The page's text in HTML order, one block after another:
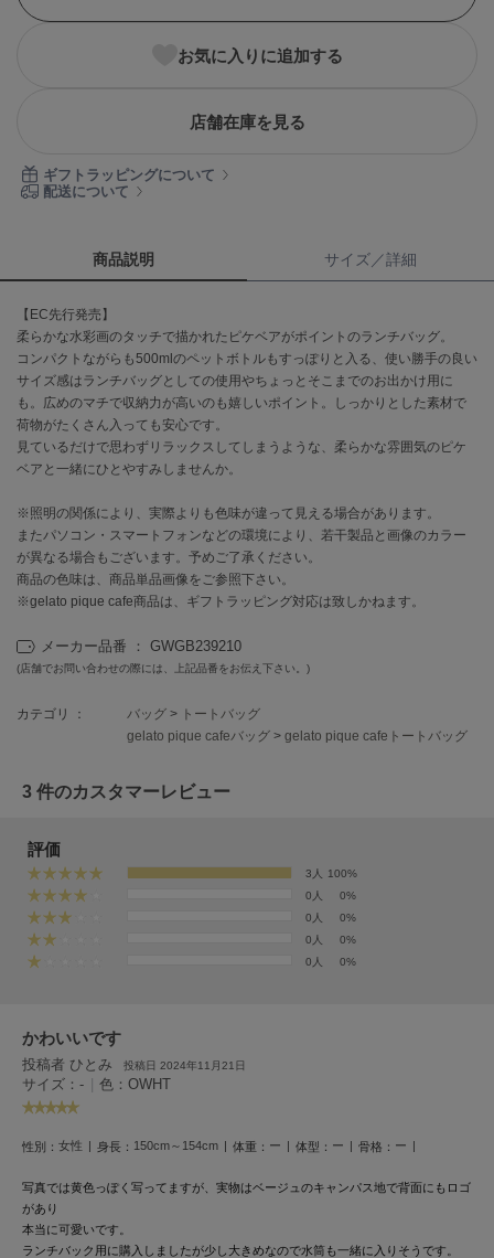
Barbour
Calvin Klein
セルフォード
célon
セロン
Clarks Premium
クラークス
CODE A
コードエー
COLE HAAN
コール ハーン
CONVERSE
コンバース
DANSKIN
エイミー イストワール
エミ
emmi atelier
エミ アトリエ
emmi yoga
エミヨガ
エトレトウキョウ
ey
アイ
FILA
フィラ
FRAY I.D
お気に入りに追加する
店舗在庫を見る
ギフトラッピングについて
配送について
商品説明 サイズ／詳細
【EC先行発売】
柔らかな水彩画のタッチで描かれたピケベアがポイントのランチバッグ。
コンパクトながらも500mlのペットボトルもすっぽりと入る、使い勝手の良い
サイズ感はランチバッグとしての使用やちょっとそこまでのお出かけ用に
も。広めのマチで収納力が高いのも嬉しいポイント。しっかりとした素材で
荷物がたくさん入っても安心です。
見ているだけで思わずリラックスしてしまうような、柔らかな雰囲気のピケ
ベアと一緒にひとやすみしませんか。
※照明の関係により、実際よりも色味が違って見える場合があります。
またパソコン・スマートフォンなどの環境により、若干製品と画像のカラー
が異なる場合もございます。予めご了承ください。
商品の色味は、商品単品画像をご参照下さい。
※gelato pique cafe商品は、ギフトラッピング対応は致しかねます。
メーカー品番 ： GWGB239210
(店舗でお問い合わせの際には、上記品番をお伝え下さい。)
カテゴリ ： バッグ > トートバッグ
gelato pique cafeバッグ > gelato pique cafeトートバッグ
3 件のカスタマーレビュー
評価
3人
100%
0人
0%
0人
0%
0人
0%
0人
0%
かわいいです
投稿者 ひとみ 投稿日 2024年11月21日
サイズ：- | 色：OWHT
性別： 女性 身長： 150cm～154cm 体重： ー 体型： ー 骨格： ー
写真では黄色っぽく写ってますが、実物はベージュのキャンパス地で背面にもロゴ
があり
本当に可愛いです。
ランチバック用に購入しましたが少し大きめなので水筒も一緒に入りそうです。